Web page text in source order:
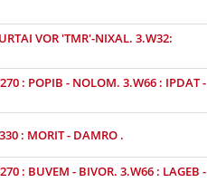
VOR 'TMR'-NIXAL. 3.W32:
: POPIB - NOLOM. 3.W66 : IPDAT -
: MORIT - DAMRO .
: BUVEM - BIVOR. 3.W66 : LAGEB -